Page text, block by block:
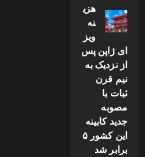
هزی
نه
ویز
ای ژاپن پس
از نزدیک به
نیم قرن
ثبات با
مصوبه
جدید کابینه
این کشور ۵
برابر شد